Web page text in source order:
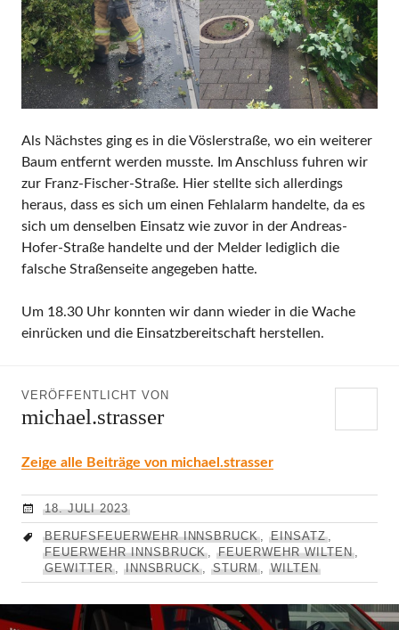
Als Nächstes ging es in die Vöslerstraße, wo ein weiterer
Baum entfernt werden musste. Im Anschluss fuhren wir
zur Franz-Fischer-Straße. Hier stellte sich allerdings
heraus, dass es sich um einen Fehlalarm handelte, da es
sich um denselben Einsatz wie zuvor in der Andreas-
Hofer-Straße handelte und der Melder lediglich die
falsche Straßenseite angegeben hatte.
Um 18.30 Uhr konnten wir dann wieder in die Wache
einrücken und die Einsatzbereitschaft herstellen.
VERÖFFENTLICHT VON
michael.strasser
Zeige alle Beiträge von michael.strasser
18. JULI 2023
BERUFSFEUERWEHR INNSBRUCK ,EINSATZ,
FEUERWEHR INNSBRUCK
,FEUERWEHR WILTEN,
GEWITTER, INNSBRUCK ,STURM WILTEN
Beitragsnavigation